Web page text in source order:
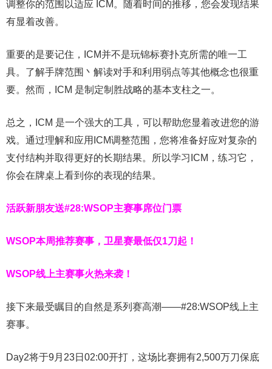
调整你的范围以适应 ICM。随着时间的推移，您会发现结果
有显着改善。
重要的是要记住，ICM并不是玩锦标赛扑克所需的唯一工
具。了解手牌范围丶解读对手和利用弱点等其他概念也很重
要。然而，ICM 是制定制胜战略的基本支柱之一。
总之，ICM 是一个强大的工具，可以帮助您显着改进您的游
戏。通过理解和应用ICM调整范围，您将准备好应对复杂的
支付结构并取得更好的长期结果。所以学习ICM，练习它，
你会在牌桌上看到你的表现的结果。
活跃新朋友送#28:WSOP主赛事席位门票
WSOP本周推荐赛事，卫星赛最低仅1刀起！
WSOP线上主赛事火热来袭！
接下来最受瞩目的自然是系列赛高潮——#28:WSOP线上主
赛事。
Day2将于9月23日02:00开打，这场比赛拥有2,500万刀保底